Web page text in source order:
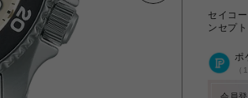
セイコ
ンセプ
ポ
会員